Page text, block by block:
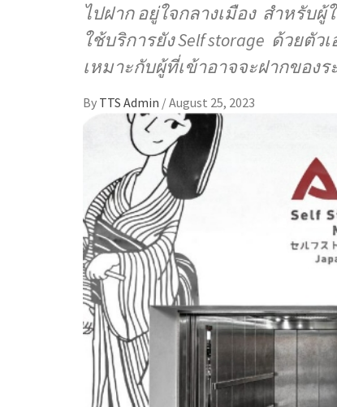
ไปฝาก อยู่ใจกลางเมือง สำหรับ
ใช้บริการยัง Self storage ด้วยตั
เหมาะกับผู้ที่เข้าอาจจะฝากของ
By TTS Admin /August 25, 2023